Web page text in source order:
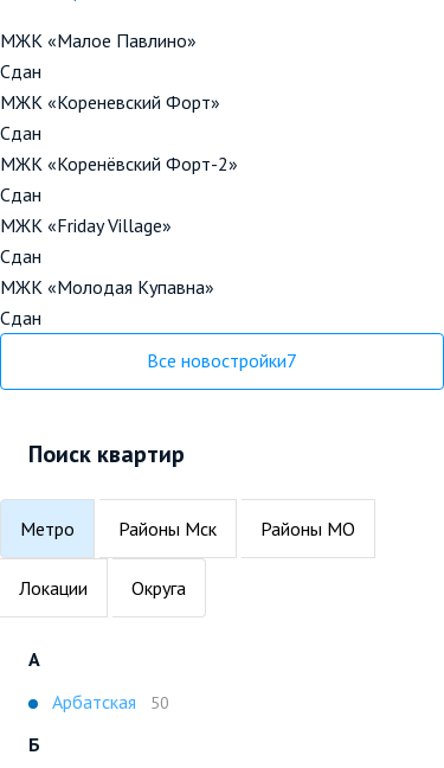
МЖК «Малое Павлино»
Сдан
МЖК «Кореневский Форт»
Сдан
МЖК «Коренёвский Форт-2»
Сдан
МЖК «Friday Village»
Сдан
МЖК «Молодая Купавна»
Сдан
Все новостройки7
Поиск квартир
Метро Районы Мск Районы МО
Локации Округа
А
Арбатская
50
Б